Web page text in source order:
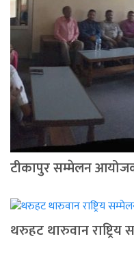
टीकापुर सम्मेलन
थरुहट थारुवान